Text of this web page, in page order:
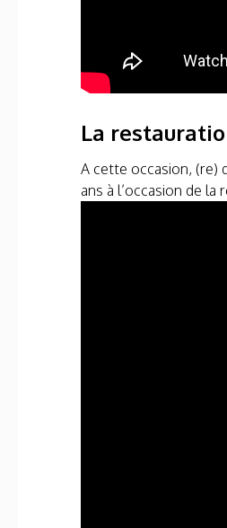
La
A cette occasion, (re)
ans à l’occasion de la